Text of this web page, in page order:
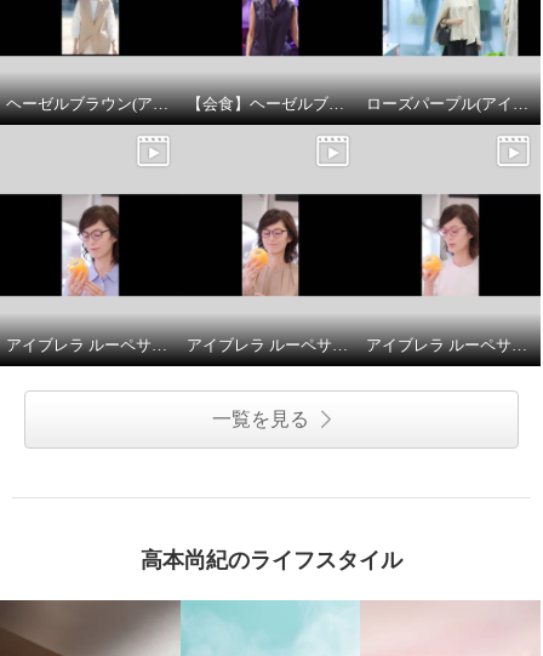
ヘーゼルブラウン(アイブレラクリアフォルマ) 【会食】ヘーゼルブラウン(アイブレラクリアフォルマ) ローズパープル(アイブレラタイムレス)
アイブレラ ルーペサングラスアジャスト アイブレラ ルーペサングラスアジャスト アイブレラ ルーペサングラスアジャスト
一覧を見る
高本尚紀のライフスタイル